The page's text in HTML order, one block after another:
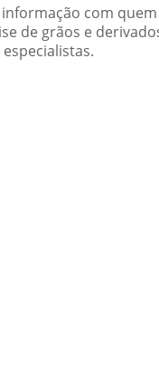
informação com
de grãos e